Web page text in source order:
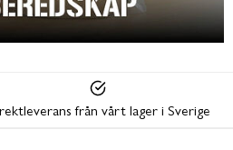
från vårt lager i Sverige